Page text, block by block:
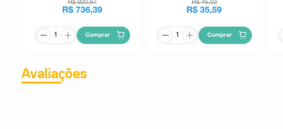
R$ 920,67
R$ 736,39
Comprar
R$ 45,03
R$ 35,59
Comprar
Avaliações